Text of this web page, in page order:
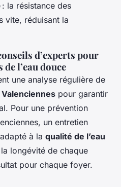
la résistance des
vite, réduisant la
d’experts pour
l’eau douce
une analyse régulière de
pour garantir
Pour une prévention
un entretien
à la qualité de l’eau
longévité de chaque
pour chaque foyer.